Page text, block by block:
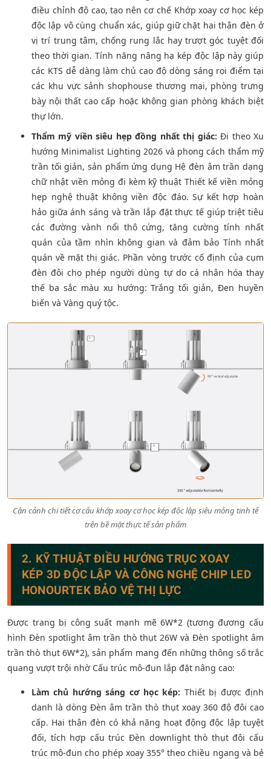
điều chỉnh độ cao, tạo nên cơ chế Khớp xoay cơ học kép
độc lập vô cùng chuẩn xác, giúp giữ chặt hai thân đèn ở
vị trí trung tâm, chống rung lắc hay trượt góc tuyệt đối
theo thời gian. Tính năng nâng hạ kép độc lập này giúp
các KTS dễ dàng làm chủ cao độ dòng sáng rọi điểm tại
các khu vực sảnh shophouse thương mại, phòng trưng
bày nội thất cao cấp hoặc không gian phòng khách biệt
thự lớn.
Thẩm mỹ viền siêu hẹp đồng nhất thị giác: Đi theo Xu
hướng Minimalist Lighting 2026 và phong cách thẩm mỹ
trần tối giản, sản phẩm ứng dụng Hệ đèn âm trần dạng
chữ nhật viền mỏng đi kèm kỹ thuật Thiết kế viền mỏng
hẹp nghệ thuật không viền độc đáo. Sự kết hợp hoàn
hảo giữa ánh sáng và trần lắp đặt thực tế giúp triệt tiêu
các đường vành nổi thô cứng, tăng cường tính nhất
quán của tầm nhìn không gian và đảm bảo Tính nhất
quán về mặt thị giác. Phần vòng trước cố định của cụm
đèn đôi cho phép người dùng tự do cá nhân hóa thay
thế ba sắc màu xu hướng: Trắng tối giản, Đen huyền
biến và Vàng quý tộc.
Cận cảnh chi tiết cơ cấu khớp xoay cơ học kép độc lập siêu mỏng tinh tế
trên bề mặt thực tế sản phẩm
2. KỸ THUẬT ĐIỀU HƯỚNG TRỤC XOAY
KÉP 3D ĐỘC LẬP VÀ CÔNG NGHỆ CHIP LED
HONOURTEK BẢO VỆ THỊ LỰC
Được trang bị công suất mạnh mẽ 6W*2 (tương đương cấu
hình Đèn spotlight âm trần thò thụt 26W và Đèn spotlight âm
trần thò thụt 6W*2), sản phẩm mang đến những thông số trắc
quang vượt trội nhờ Cấu trúc mô-đun lắp đặt nâng cao:
Làm chủ hướng sáng cơ học kép: Thiết bị được định
danh là dòng Đèn âm trần thò thụt xoay 360 độ đôi cao
cấp. Hai thân đèn có khả năng hoạt động độc lập tuyệt
đối, tích hợp cấu trúc Đèn downlight thò thụt đôi cấu
trúc mô-đun cho phép xoay 355° theo chiều ngang và bẻ